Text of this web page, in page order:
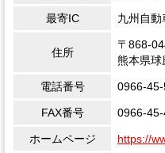
最寄IC 九州自
住所
〒868-
熊本県球
電話番号 0966-
FAX番号 0966-45-
ホームページ https://